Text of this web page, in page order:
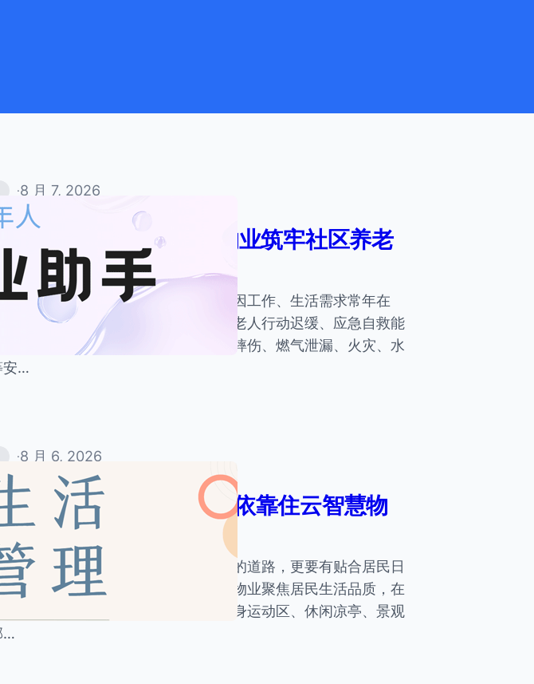
·8 月 7, 2026
居老人居家安全 智慧物业筑牢社区养老
人口流动常态化，多数中青年子女因工作、生活需求常年在
越多老年人选择独自居家生活。独居老人行动迟缓、应急自救能
息接收不及时，在家中极易遭遇跌倒摔伤、燃气泄漏、火灾、水
安…
·8 月 6, 2026
乐生活空间常态化管理依靠住云智慧物
小区，不仅要有整洁的楼栋、通畅的道路，更要有贴合居民日
闲娱乐空间。如今，越来越多贴心物业聚焦居民生活品质，在
划建设儿童游乐区、老年康养区、健身运动区、休闲凉亭、景观
…